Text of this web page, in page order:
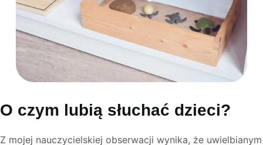
O czym lubią słuchać dzieci?
Z mojej nauczycielskiej obserwacji wynika, że uwielbianym